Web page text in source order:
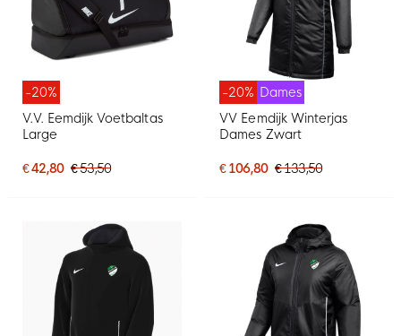
-20%
V.V. Eemdijk Voetbaltas
Large
€ 42,80 € 53,50
-20% Dames
VV Eemdijk Winterjas
Dames Zwart
€ 106,80 € 133,50